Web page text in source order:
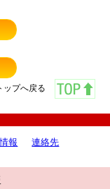
ップへ戻る
報 連絡先